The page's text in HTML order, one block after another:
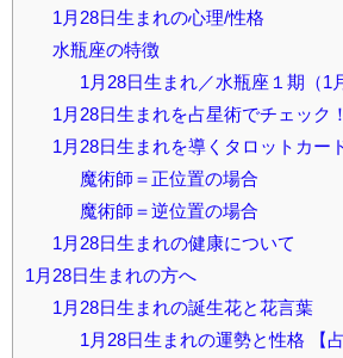
1月28日生まれの心理/性格
水瓶座の特徴
1月28日生まれ／水瓶座１期（1
1月28日生まれを占星術でチェック！
1月28日生まれを導くタロットカー
魔術師＝正位置の場合
魔術師＝逆位置の場合
1月28日生まれの健康について
1月28日生まれの方へ
1月28日生まれの誕生花と花言葉
1月28日生まれの運勢と性格 【